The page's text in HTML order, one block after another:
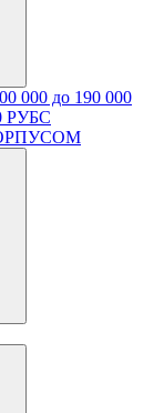
000 до 190 000
РУБС